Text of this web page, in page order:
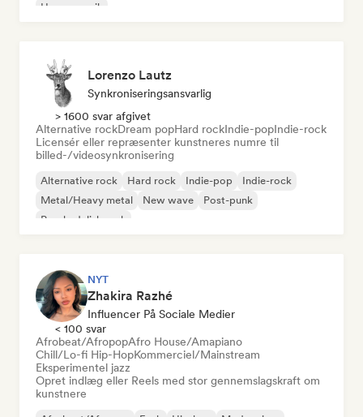
House-musik
Lorenzo Lautz
Synkroniseringsansvarlig
> 1600 svar afgivet
Alternative rockDream popHard rockIndie-popIndie-rock
Licensér eller repræsenter kunstneres numre til
billed-/videosynkronisering
Alternative rock Hard rock Indie-pop
Indie-rock
Metal/Heavy metal
New wave
Post-punk
Psychedelisk rock
NYT
Zhakira Razhé
Influencer På Sociale Medier
< 100 svar
Afrobeat/AfropopAfro House/Amapiano
Chill/Lo-fi Hip-HopKommerciel/Mainstream
Eksperimentel jazz
Opret indlæg eller Reels med stor gennemslagskraft om
kunstnere